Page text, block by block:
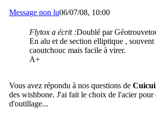
Message non lu06/07/08, 10:00
Flytox a écrit :Doublé par
En alu et de section elliptique , souvent
caoutchouc mais facile à virer.
A+
Vous avez répondu à nos questions de Cuicui
des wishbone. J'ai fait le choix de l'acier pour
d'outillage...